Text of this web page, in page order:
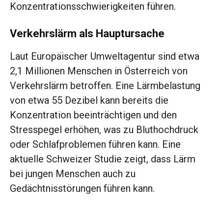
Konzentrationsschwierigkeiten führen.
Verkehrslärm als Hauptursache
Laut Europäischer Umweltagentur sind etwa
2,1 Millionen Menschen in Österreich von
Verkehrslärm betroffen. Eine Lärmbelastung
von etwa 55 Dezibel kann bereits die
Konzentration beeinträchtigen und den
Stresspegel erhöhen, was zu Bluthochdruck
oder Schlafproblemen führen kann. Eine
aktuelle Schweizer Studie zeigt, dass Lärm
bei jungen Menschen auch zu
Gedächtnisstörungen führen kann.